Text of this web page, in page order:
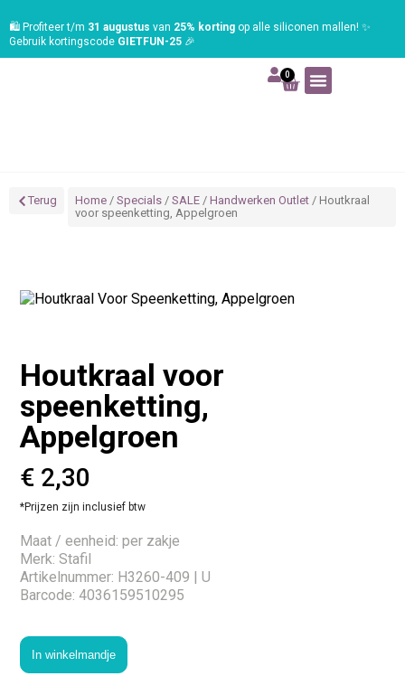
🛍️ Profiteer t/m 31 augustus van 25% korting op alle siliconen mallen! ✨
Gebruik kortingscode GIETFUN-25 🎉
0
Terug Home / Specials / SALE / Handwerken Outlet / Houtkraal
voor speenketting, Appelgroen
Houtkraal voor
speenketting,
Appelgroen
€ 2,30
*Prijzen zijn inclusief btw
Maat / eenheid: per zakje
Merk: Stafil
Artikelnummer: H3260-409 | U
Barcode: 4036159510295
In winkelmandje